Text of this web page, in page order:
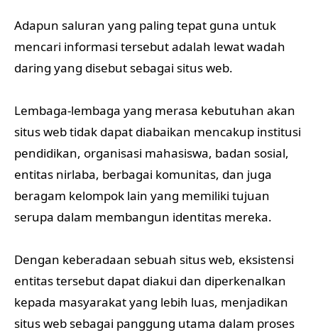
Adapun saluran yang paling tepat guna untuk
mencari informasi tersebut adalah lewat wadah
daring yang disebut sebagai situs web.
Lembaga-lembaga yang merasa kebutuhan akan
situs web tidak dapat diabaikan mencakup institusi
pendidikan, organisasi mahasiswa, badan sosial,
entitas nirlaba, berbagai komunitas, dan juga
beragam kelompok lain yang memiliki tujuan
serupa dalam membangun identitas mereka.
Dengan keberadaan sebuah situs web, eksistensi
entitas tersebut dapat diakui dan diperkenalkan
kepada masyarakat yang lebih luas, menjadikan
situs web sebagai panggung utama dalam proses